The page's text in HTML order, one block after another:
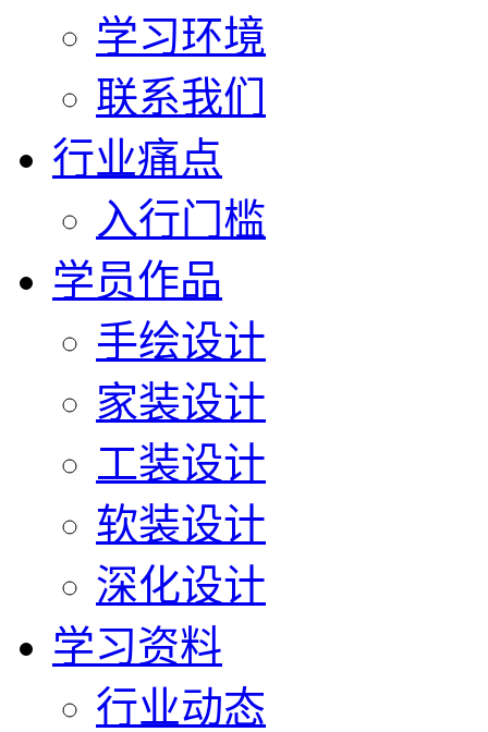
学习环境
联系我们
行业痛点
入行门槛
学员作品
手绘设计
家装设计
工装设计
软装设计
深化设计
学习资料
行业动态